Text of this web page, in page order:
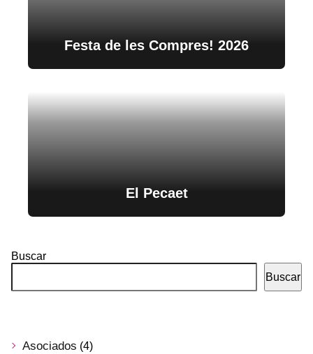
Festa de les Compres! 2026
El Pecaet
Buscar
Buscar
Asociados (4)